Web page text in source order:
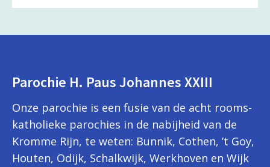
Parochie H. Paus Johannes XXIII
Onze parochie is een fusie van de acht rooms-
katholieke parochies in de nabijheid van de
Kromme Rijn, te weten: Bunnik, Cothen, ’t Goy,
Houten, Odijk, Schalkwijk, Werkhoven en Wijk